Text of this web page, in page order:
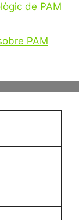
de PAM
PAM